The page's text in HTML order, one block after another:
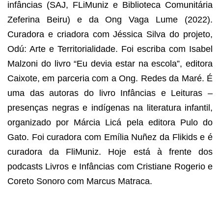
infâncias (SAJ, FLiMuniz e Biblioteca Comunitária
Zeferina Beiru) e da Ong Vaga Lume (2022).
Curadora e criadora com Jéssica Silva do projeto,
Odú: Arte e Territorialidade. Foi escriba com Isabel
Malzoni do livro “Eu devia estar na escola”, editora
Caixote, em parceria com a Ong. Redes da Maré. É
uma das autoras do livro Infâncias e Leituras –
presenças negras e indígenas na literatura infantil,
organizado por Márcia Licá pela editora Pulo do
Gato. Foi curadora com Emília Nuñez da Flikids e é
curadora da FliMuniz. Hoje está à frente dos
podcasts Livros e Infâncias com Cristiane Rogerio e
Coreto Sonoro com Marcus Matraca.